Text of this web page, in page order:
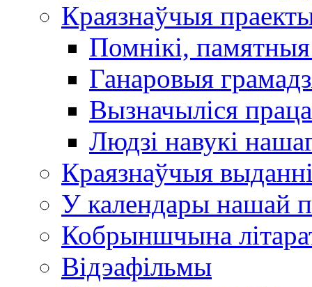
Краязнаўчыя
Помнікі,
Ганаровыя
Вызначыліся
Людзі навукі
Краязнаўчыя
У календары нашай
Кобрыншчына
Відэафільмы